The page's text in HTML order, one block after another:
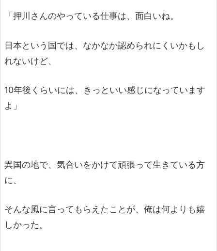
「押川さんのやっている仕事は、面白いね。
日本という国では、なかなか認められにくいかもし
れないけど、
10年後くらいには、きっといい感じになっています
よ」
異国の地で、気合いをかけて頑張って生きている方
に、
そんな風に言ってもらえたことが、俺は何よりも嬉
しかった。